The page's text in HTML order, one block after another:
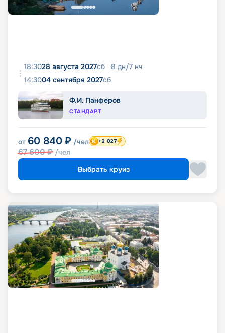
18:3028 августа 2027сб 8 дн/7 нч
14:3004 сентября 2027сб
Ф.И. Панферов
СТАНДАРТ
от 60 840 ₽ /чел
67 600₽ /чел
+2 027
Выбрать круиз